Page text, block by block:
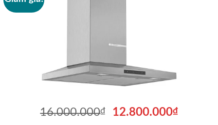
16.000.000₫
Giá
12.800.000₫Giá